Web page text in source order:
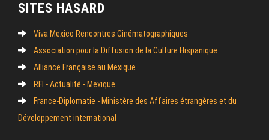
SITES HASARD
Viva Mexico Rencontres Cinématographiques
Association pour la Diffusion de la Culture Hispanique
Alliance Française au Mexique
RFI - Actualité - Mexique
France-Diplomatie - Ministère des Affaires étrangères et du
Développement international